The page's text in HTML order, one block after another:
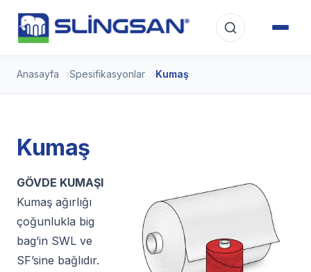
Anasayfa Spesifikasyonlar Kumaş
Kumaş
GÖVDE KUMAŞI
Kumaş ağırlığı
çoğunlukla big
bag’in SWL ve
SF’sine bağlıdır.